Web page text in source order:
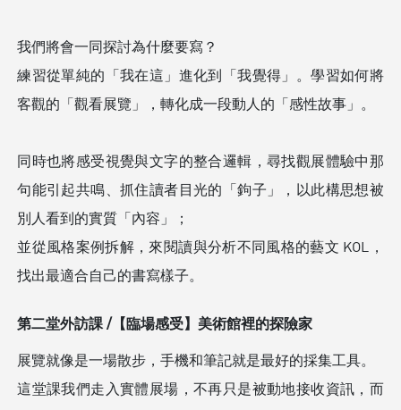
我們將會一同探討為什麼要寫？
練習從單純的「我在這」進化到「我覺得」。學習如何將
客觀的「觀看展覽」，轉化成一段動人的「感性故事」。
同時也將感受視覺與文字的整合邏輯，尋找觀展體驗中那
句能引起共鳴、抓住讀者目光的「鉤子」，以此構思想被
別人看到的實質「內容」；
並從風格案例拆解，來閱讀與分析不同風格的藝文 KOL，
找出最適合自己的書寫樣子。
第二堂外訪課 /【臨場感受】美術館裡的探險家
展覽就像是一場散步，手機和筆記就是最好的採集工具。
這堂課我們走入實體展場，不再只是被動地接收資訊，而